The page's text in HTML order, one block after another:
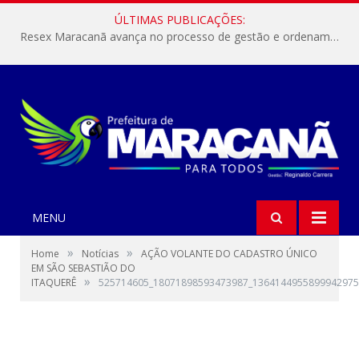
ÚLTIMAS PUBLICAÇÕES:
Resex Maracanã avança no processo de gestão e ordenamento do turismo em nossas áreas protegidas.
MENU
Home » Notícias »
AÇÃO VOLANTE DO CADASTRO ÚNICO
EM SÃO SEBASTIÃO DO
ITAQUERÊ »